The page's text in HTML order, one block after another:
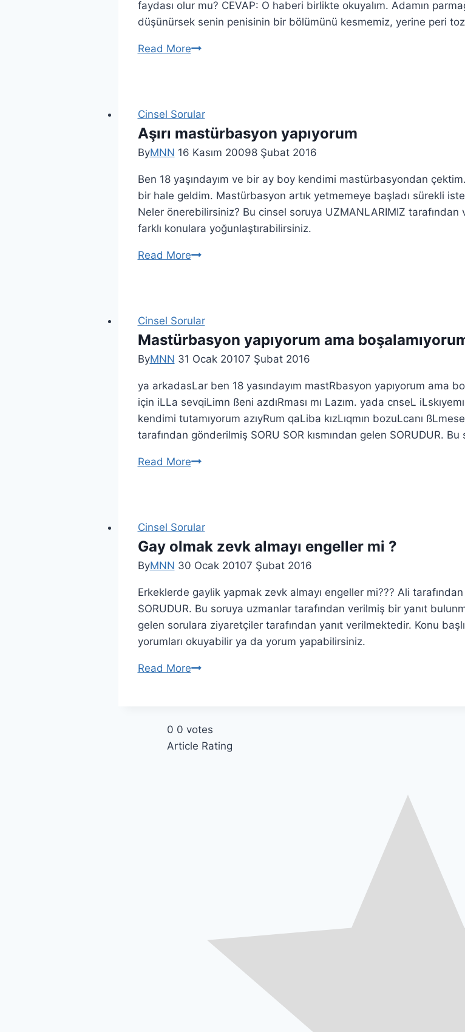
faydası olur mu? CEVAP: O haberi birlikte okuyalım. Adamın
düşünürsek senin penisinin bir bölümünü kesmemiz, yerine peri
Read More
Cinsel Sorular
Aşırı mastürbasyon yapıyorum
ByMNN 16 Kasım 20098 Şubat 2016
Ben 18 yaşındayım ve bir ay boy kendimi mastürbasyondan
bir hale geldim. Mastürbasyon artık yetmemeye başladı sürekli
Neler önerebilirsiniz? Bu cinsel soruya UZMANLARIMIZ
farklı konulara yoğunlaştırabilirsiniz.
Read More
Cinsel Sorular
Mastürbasyon yapıyorum ama
ByMNN 31 Ocak 20107 Şubat 2016
ya arkadasLar ben 18 yasındayım mastRbasyon yapıyorum ama
için iLLa sevqiLimn ßeni azdıRması mı Lazım. yada cnseL
kendimi tutamıyorum azıyRum qaLiba kızLıqmın bozuLcanı
tarafından gönderilmiş SORU SOR kısmından gelen SORUDUR.
Read More
Cinsel Sorular
Gay olmak zevk almayı engeller mi ?
ByMNN 30 Ocak 20107 Şubat 2016
Erkeklerde gaylik yapmak zevk almayı engeller mi??? Ali
SORUDUR. Bu soruya uzmanlar tarafından verilmiş bir yanıt
gelen sorulara ziyaretçiler tarafından yanıt verilmektedir. Konu
yorumları okuyabilir ya da yorum yapabilirsiniz.
Read More
0 0 votes
Article Rating